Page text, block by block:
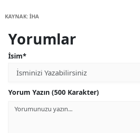
KAYNAK: İHA
Yorumlar
İsim*
Yorum Yazın (500 Karakter)